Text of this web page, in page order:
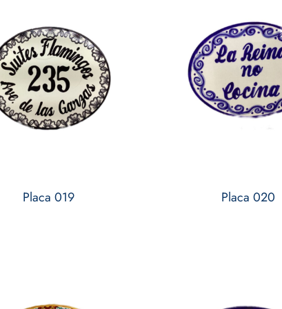
Placa 019 Placa 020